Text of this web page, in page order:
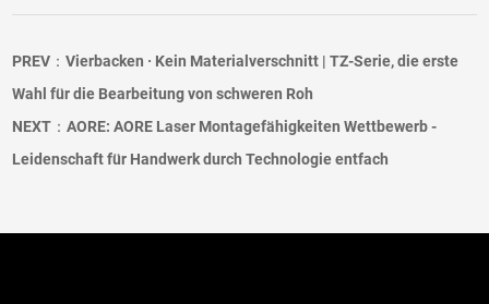
PREV：Vierbacken · Kein Materialverschnitt | TZ-Serie, die erste
Wahl für die Bearbeitung von schweren Roh
NEXT：AORE: AORE Laser Montagefähigkeiten Wettbewerb -
Leidenschaft für Handwerk durch Technologie entfach